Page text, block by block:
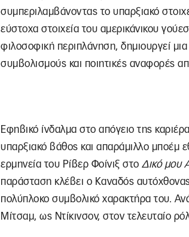
συμπεριλαμβάνοντας το υπαρξιακό
εύστοχα στοιχεία του αμερικάνικου
φιλοσοφική περιπλάνηση, δημιουργεί
συμβολισμούς και ποιητικές αναφορές
Εφηβικό ίνδαλμα στο απόγειο της
υπαρξιακό βάθος και απαράμιλλο μποέμ
ερμηνεία του Ρίβερ Φοίνιξ στο Δικό μου
παράσταση κλέβει ο Καναδός
πολύπλοκο συμβολικό χαρακτήρα του.
Μίτσαμ, ως Ντίκινσον, στον τελευταίο